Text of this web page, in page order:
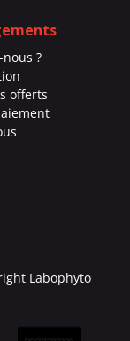
?
offerts
Labophyto